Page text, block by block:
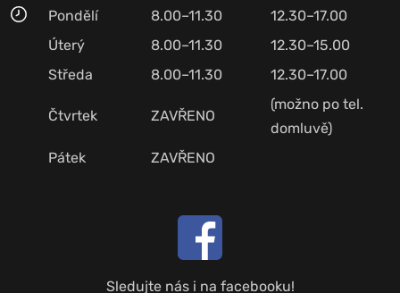
Pondělí 8.00–11.30
12.30–17.00
Úterý
8.00–11.30
12.30–15.00
Středa
8.00–11.30 12.30–17.00
Čtvrtek ZAVŘENO
(možno po tel.
domluvě)
Pátek
ZAVŘENO
Sledujte nás i na facebooku!